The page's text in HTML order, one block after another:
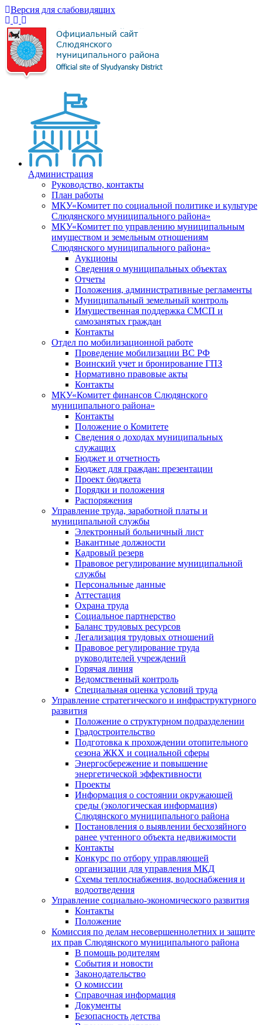
Версия для слабовидящих
Администрация
Руководство, контакты
План работы
МКУ«Комитет по социальной политике и культуре
Слюдянского муниципального района»
МКУ«Комитет по управлению муниципальным
имуществом и земельным отношениям
Слюдянского муниципального района»
Аукционы
Сведения о муниципальных объектах
Отчеты
Положения, административные регламенты
Муниципальный земельный контроль
Имущественная поддержка СМСП и
самозанятых граждан
Контакты
Отдел по мобилизационной работе
Проведение мобилизации ВС РФ
Воинский учет и бронирование ГПЗ
Нормативно правовые акты
Контакты
МКУ«Комитет финансов Слюдянского
муниципального района»
Контакты
Положение о Комитете
Сведения о доходах муниципальных
служащих
Бюджет и отчетность
Бюджет для граждан: презентации
Проект бюджета
Порядки и положения
Распоряжения
Управление труда, заработной платы и
муниципальной службы
Электронный больничный лист
Вакантные должности
Кадровый резерв
Правовое регулирование муниципальной
службы
Персональные данные
Аттестация
Охрана труда
Социальное партнерство
Баланс трудовых ресурсов
Легализация трудовых отношений
Правовое регулирование труда
руководителей учреждений
Горячая линия
Ведомственный контроль
Специальная оценка условий труда
Управление стратегического и инфраструктурного
развития
Положение о структурном подразделении
Градостроительство
Подготовка к прохождении отопительного
сезона ЖКХ и социальной сферы
Энергосбережение и повышение
энергетической эффективности
Проекты
Информация о состоянии окружающей
среды (экологическая информация)
Слюдянского муниципального района
Постановления о выявлении бесхозяйного
ранее учтенного объекта недвижимости
Контакты
Конкурс по отбору управляющей
организации для управления МКД
Схемы теплоснабжения, водоснабжения и
водоотведения
Управление социально-экономического развития
Контакты
Положение
Комиссия по делам несовершеннолетних и защите
их прав Слюдянского муниципального района
В помощь родителям
События и новости
Законодательство
О комиссии
Справочная информация
Документы
Безопасность детства